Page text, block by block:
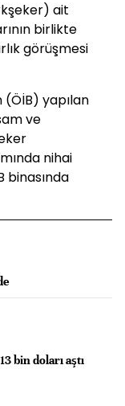
ait
birlikte
görüşmesi
(ÖİB) yapılan
ve
nihai
binasında
bin doları aştı